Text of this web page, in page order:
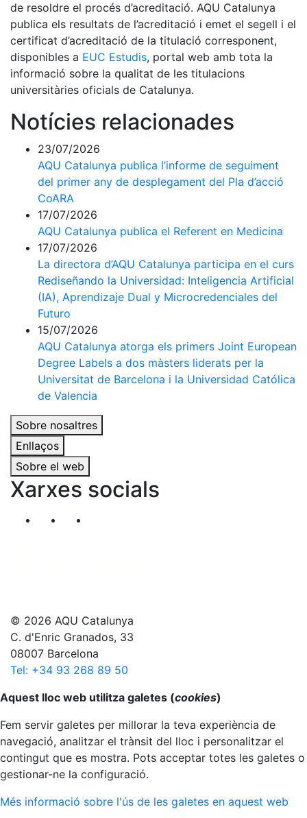
de resoldre el procés d’acreditació. AQU Catalunya
publica els resultats de l’acreditació i emet el segell i el
certificat d’acreditació de la titulació corresponent,
disponibles a EUC Estudis, portal web amb tota la
informació sobre la qualitat de les titulacions
universitàries oficials de Catalunya.
Notícies relacionades
23/07/2026
AQU Catalunya publica l’informe de seguiment
del primer any de desplegament del Pla d’acció
CoARA
17/07/2026
AQU Catalunya publica el Referent en Medicina
17/07/2026
La directora d’AQU Catalunya participa en el curs
Rediseñando la Universidad: Inteligencia Artificial
(IA), Aprendizaje Dual y Microcredenciales del
Futuro
15/07/2026
AQU Catalunya atorga els primers Joint European
Degree Labels a dos màsters liderats per la
Universitat de Barcelona i la Universidad Católica
de Valencia
Sobre nosaltres
Enllaços
Sobre el web
Xarxes socials
Segueix-nos al nostre canal de Twitter
© 2026 AQU Catalunya
C. d'Enric Granados, 33
08007 Barcelona
Tel: +34 93 268 89 50
Anar al principi
Aquest lloc web utilitza galetes (cookies)
Fem servir galetes per millorar la teva experiència de
navegació, analitzar el trànsit del lloc i personalitzar el
contingut que es mostra. Pots acceptar totes les galetes o
gestionar-ne la configuració.
Més informació sobre l'ús de les galetes en aquest web